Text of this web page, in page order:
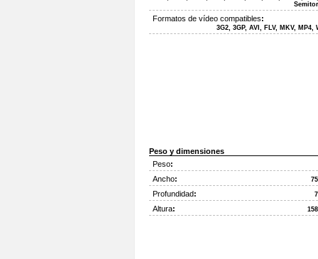
Formatos de vídeo compatibles:
3G2, 3GP, AVI, FLV, MKV, MP4,
Peso y dimensiones
Peso:
Ancho:
Profundidad:
Altura: